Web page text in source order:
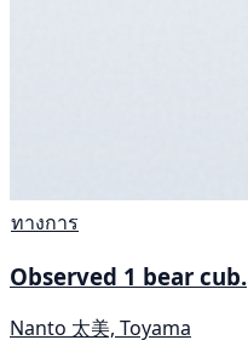
ทางการ
Observed 1 bear cub.
Nanto 太美, Toyama